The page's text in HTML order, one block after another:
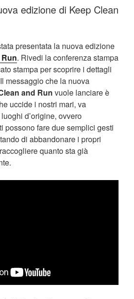
edizione di Keep Clean
presentata la nuova edizione
. Rivedi la conferenza stampa
stampa per scoprire i dettagli
messaggio che la nuova
and Run vuole lanciare è
uccide i nostri mari, va
d’origine, ovvero
possono fare due semplici gesti
di abbandonare i propri
quanto sta già